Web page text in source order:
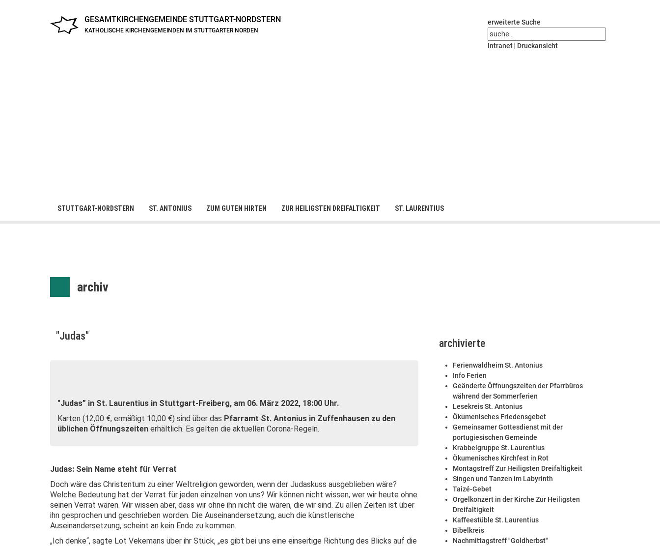
GESAMTKIRCHENGEMEINDE STUTTGART-NORDSTERN
KATHOLISCHE KIRCHENGEMEINDEN IM STUTTGARTER NORDEN
erweiterte Suche
Intranet Druckansicht
STUTTGART-NORDSTERN ST. ANTONIUS ZUM GUTEN HIRTEN ZUR HEILIGSTEN DREIFALTIGKEIT ST. LAURENTIUS
archiv
"Judas"
"Judas” in St. Laurentius in Stuttgart-Freiberg, am 06. März 2022, 18:00 Uhr.
Karten (12,00 €; ermäßigt 10,00 €) sind über das Pfarramt St. Antonius in Zuffenhausen zu den
üblichen Öffnungszeiten erhältlich. Es gelten die aktuellen Corona-Regeln.
Judas: Sein Name steht für Verrat
Doch wäre das Christentum zu einer Weltreligion geworden, wenn der Judaskuss ausgeblieben wäre?
Welche Bedeutung hat der Verrat für jeden einzelnen von uns? Wir können nicht wissen, wer wir heute ohne
seinen Verrat wären. Wir wissen aber, dass wir ohne ihn nicht die wären, die wir sind. Zu allen Zeiten ist über
ihn gesprochen und geschrieben worden. Die Auseinandersetzung, auch die künstlerische
Auseinandersetzung, scheint an kein Ende zu kommen.
„Ich denke“, sagte Lot Vekemans über ihr Stück, „es gibt bei uns eine einseitige Richtung des Blicks auf die
archivierte
Ferienwaldheim St. Antonius
Info Ferien
Geänderte Öffnungszeiten der Pfarrbüros
während der Sommerferien
Lesekreis St. Antonius
Ökumenisches Friedensgebet
Gemeinsamer Gottesdienst mit der
portugiesischen Gemeinde
Krabbelgruppe St. Laurentius
Ökumenisches Kirchfest in Rot
Montagstreff Zur Heiligsten Dreifaltigkeit
Singen und Tanzen im Labyrinth
Taizé-Gebet
Orgelkonzert in der Kirche Zur Heiligsten
Dreifaltigkeit
Kaffeestüble St. Laurentius
Bibelkreis
Nachmittagstreff "Goldherbst"